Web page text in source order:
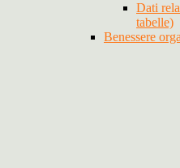
Dati
tabelle)
Benessere